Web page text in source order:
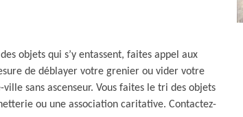
objets qui s’y entassent, faites appel aux
de déblayer votre grenier ou vider votre
sans ascenseur. Vous faites le tri des objets
ou une association caritative. Contactez-